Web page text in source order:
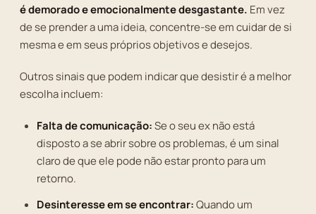
é demorado e emocionalmente desgastante. Em vez
de se prender a uma ideia, concentre-se em cuidar de si
mesma e em seus próprios objetivos e desejos.
Outros sinais que podem indicar que desistir é a melhor
escolha incluem:
Falta de comunicação:Se o seu ex não está
disposto a se abrir sobre os problemas, é um sinal
claro de que ele pode não estar pronto para um
retorno.
Desinteresse em se encontrar:Quando um